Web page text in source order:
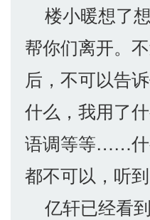
楼小暖想了
帮你们离开。
后，不可以告
什么，我用了
语调等等……什
都不可以，听
亿轩已经看